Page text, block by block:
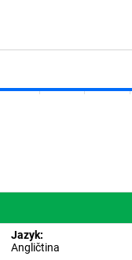
Jazyk:
Angličtina